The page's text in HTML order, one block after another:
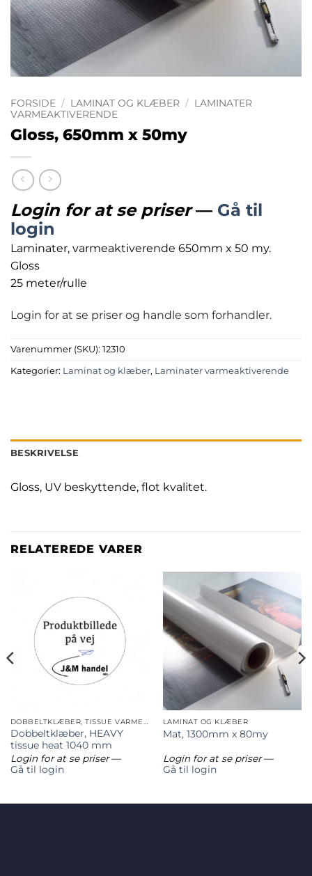
FORSIDE / LAMINAT OG KLÆBER / LAMINATER
VARMEAKTIVERENDE
Gloss, 650mm x 50my
Login for at se priser— Gå til
login
Laminater, varmeaktiverende 650mm x 50 my.
Gloss
25 meter/rulle
Login for at se priser og handle som forhandler.
Varenummer (SKU): 12310
Kategorier: Laminat og klæber, Laminater varmeaktiverende
BESKRIVELSE
Gloss, UV beskyttende, flot kvalitet.
RELATEREDE VARER
Dobbeltklæber, HEAVY
tissue heat 1040 mm
Login for at se priser—
Gå til login
LAMINAT OG KLÆBER
Mat, 1300mm x 80my
Login for at se priser—
Gå til login